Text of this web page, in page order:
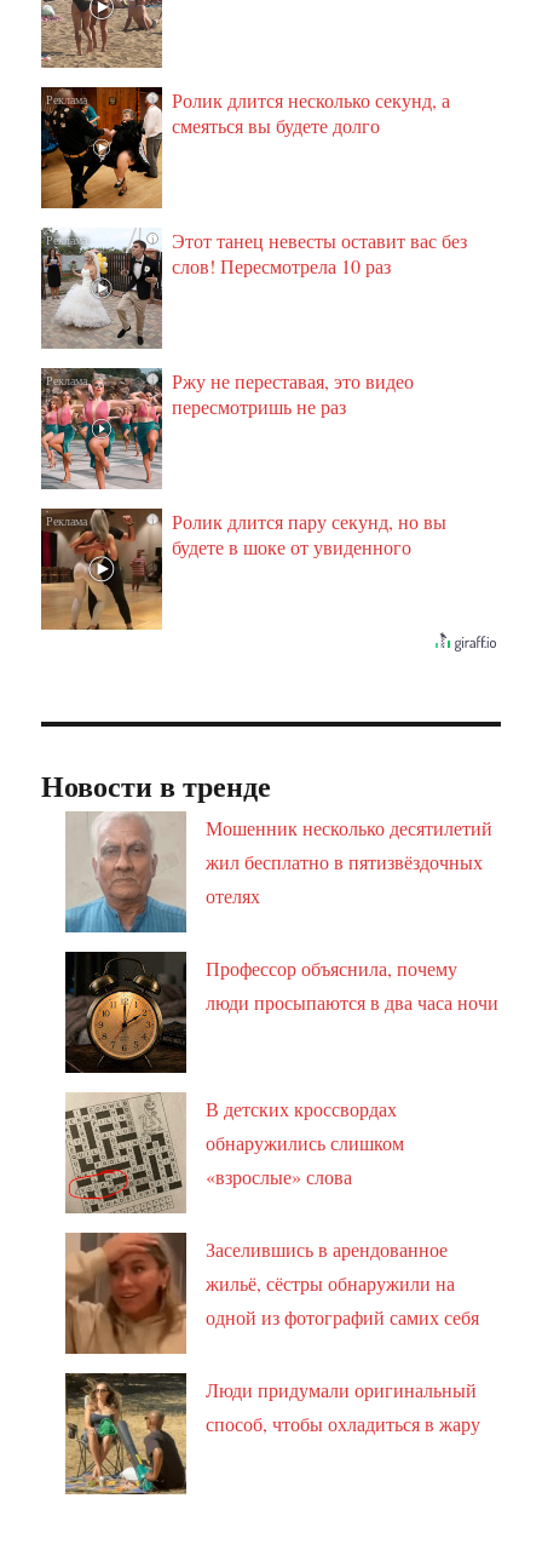
i
Ролик длится несколько секунд, а
смеяться вы будете долго
i
Этот танец невесты оставит вас без
слов! Пересмотрела 10 раз
i
Ржу не переставая, это видео
пересмотришь не раз
i
Ролик длится пару секунд, но вы
будете в шоке от увиденного
Новости в тренде
Мошенник несколько десятилетий
жил бесплатно в пятизвёздочных
отелях
Профессор объяснила, почему
люди просыпаются в два часа ночи
В детских кроссвордах
обнаружились слишком
«взрослые» слова
Заселившись в арендованное
жильё, сёстры обнаружили на
одной из фотографий самих себя
Люди придумали оригинальный
способ, чтобы охладиться в жару